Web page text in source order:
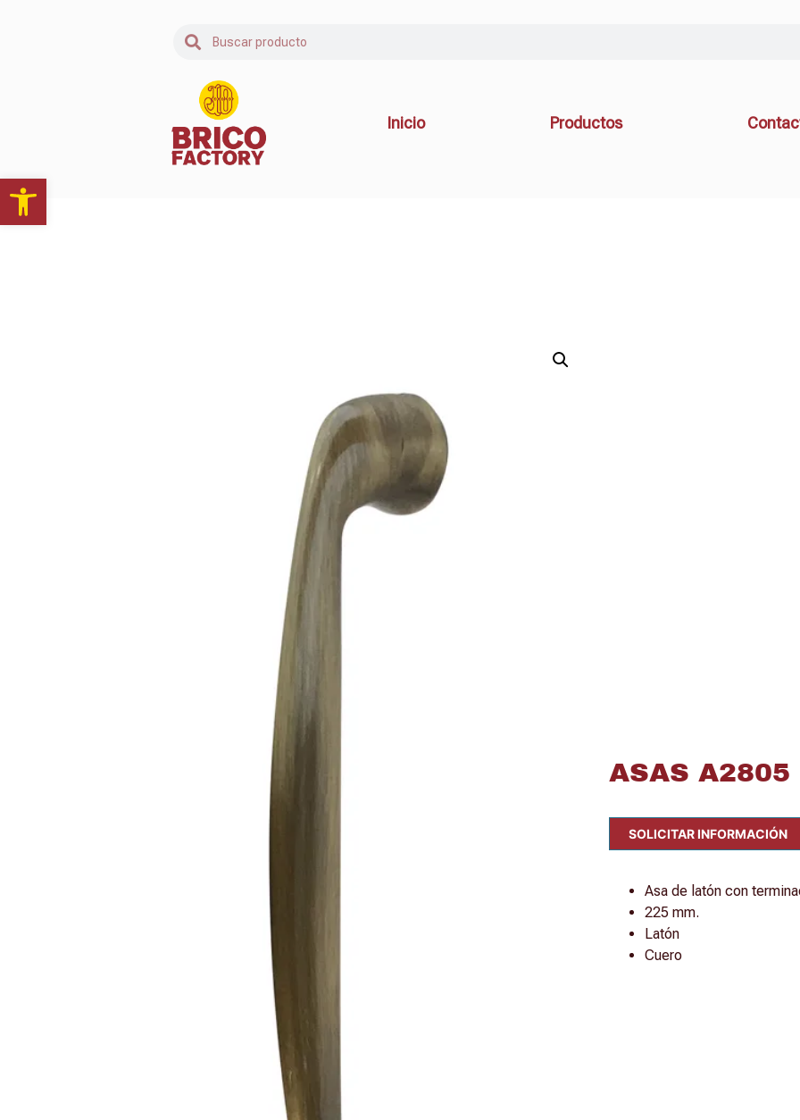
Abrir barra de herramientas
Inicio Productos
ASAS A2805
SOLICITAR INFORMACIÓN
Asa de latón con
225 mm.
Latón
Cuero